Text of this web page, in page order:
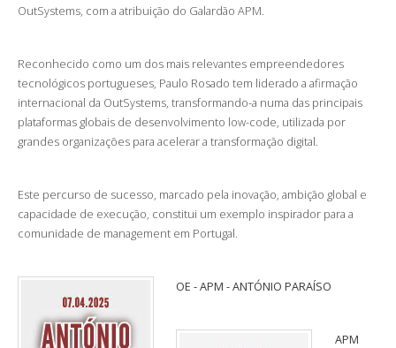
OutSystems, com a atribuição do Galardão APM.
Reconhecido como um dos mais relevantes empreendedores
tecnológicos portugueses, Paulo Rosado tem liderado a afirmação
internacional da OutSystems, transformando-a numa das principais
plataformas globais de desenvolvimento low-code, utilizada por
grandes organizações para acelerar a transformação digital.
Este percurso de sucesso, marcado pela inovação, ambição global e
capacidade de execução, constitui um exemplo inspirador para a
comunidade de management em Portugal.
OE - APM - ANTÓNIO PARAÍSO
APM